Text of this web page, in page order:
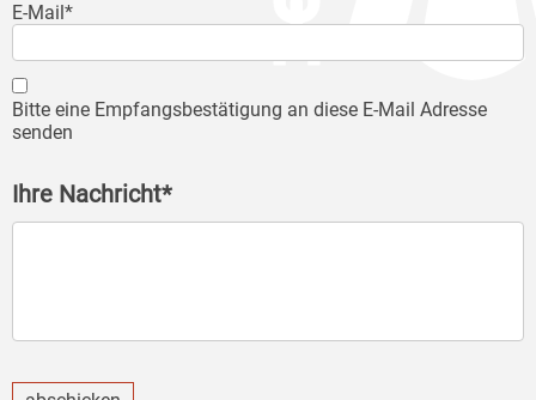
E-Mail*
Bitte eine Empfangsbestätigung an diese E-Mail Adresse
senden
Ihre Nachricht*